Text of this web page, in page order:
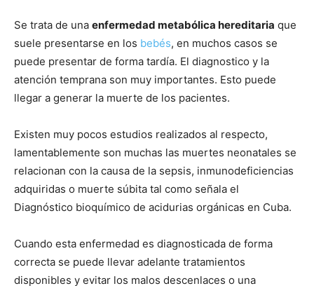
Se trata de una enfermedad metabólica hereditaria que
suele presentarse en los bebés, en muchos casos se
puede presentar de forma tardía. El diagnostico y la
atención temprana son muy importantes. Esto puede
llegar a generar la muerte de los pacientes.
Existen muy pocos estudios realizados al respecto,
lamentablemente son muchas las muertes neonatales se
relacionan con la causa de la sepsis, inmunodeficiencias
adquiridas o muerte súbita tal como señala el
Diagnóstico bioquímico de acidurias orgánicas en Cuba.
Cuando esta enfermedad es diagnosticada de forma
correcta se puede llevar adelante tratamientos
disponibles y evitar los malos descenlaces o una